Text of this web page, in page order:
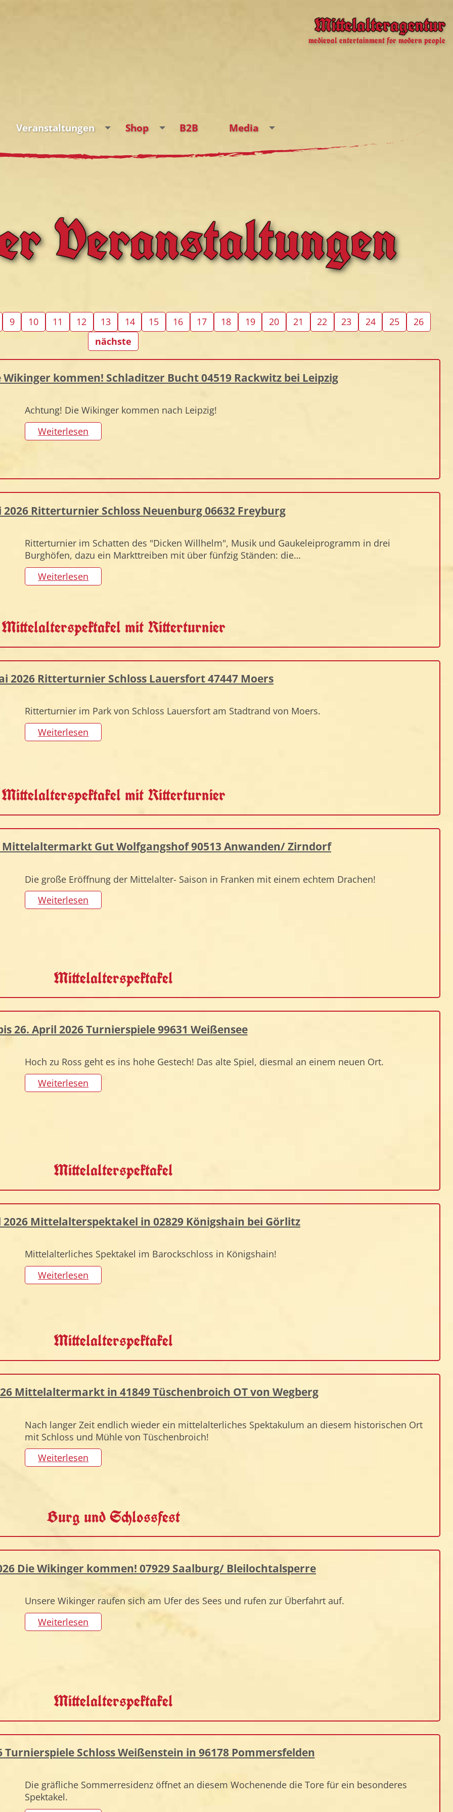
Mittelalteragentur
medieval entertainment for modern people
Veranstaltungen Shop B2B Media
Veranstaltungen
9 10 11 12 13 14 15 16 17 18 19 20 21 22 23 24 25
26
nächste
Wikinger kommen! Schladitzer Bucht 04519 Rackwitz bei Leipzig
Achtung! Die Wikinger kommen nach Leipzig!
Weiterlesen
2026 Ritterturnier Schloss Neuenburg 06632 Freyburg
Ritterturnier im Schatten des "Dicken Willhelm", Musik und Gaukeleiprogramm in drei
Burghöfen, dazu ein Markttreiben mit über fünfzig Ständen: die…
Weiterlesen
Mittelalterspektakel mit Ritterturnier
2026 Ritterturnier Schloss Lauersfort 47447 Moers
Ritterturnier im Park von Schloss Lauersfort am Stadtrand von Moers.
Weiterlesen
Mittelalterspektakel mit Ritterturnier
Mittelaltermarkt Gut Wolfgangshof 90513 Anwanden/ Zirndorf
Die große Eröffnung der Mittelalter- Saison in Franken mit einem echtem Drachen!
Weiterlesen
Mittelalterspektakel
26. April 2026 Turnierspiele 99631 Weißensee
Hoch zu Ross geht es ins hohe Gestech! Das alte Spiel, diesmal an einem neuen Ort.
Weiterlesen
Mittelalterspektakel
2026 Mittelalterspektakel in 02829 Königshain bei Görlitz
Mittelalterliches Spektakel im Barockschloss in Königshain!
Weiterlesen
Mittelalterspektakel
Mittelaltermarkt in 41849 Tüschenbroich OT von Wegberg
Nach langer Zeit endlich wieder ein mittelalterliches Spektakulum an diesem historischen Ort
mit Schloss und Mühle von Tüschenbroich!
Weiterlesen
Burg und Schlossfest
Die Wikinger kommen! 07929 Saalburg/ Bleilochtalsperre
Unsere Wikinger raufen sich am Ufer des Sees und rufen zur Überfahrt auf.
Weiterlesen
Mittelalterspektakel
Turnierspiele Schloss Weißenstein in 96178 Pommersfelden
Die gräfliche Sommerresidenz öffnet an diesem Wochenende die Tore für ein besonderes
Spektakel.